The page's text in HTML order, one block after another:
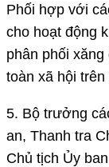
Phối hợp với
cho hoạt động
phân phối
toàn xã hội
5. Bộ trưởng
an, Thanh tra
Chủ tịch Ủy